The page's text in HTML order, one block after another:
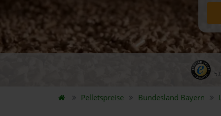
Pelletspreise Bundesland Bayern